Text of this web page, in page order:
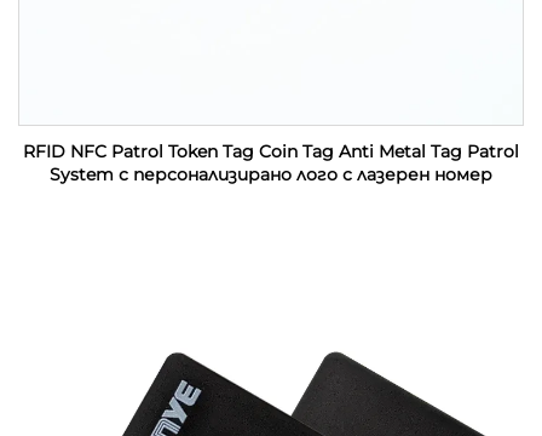
RFID NFC Patrol Token Tag Coin Tag Anti Metal Tag Patrol
System с персонализирано лого с лазерен номер